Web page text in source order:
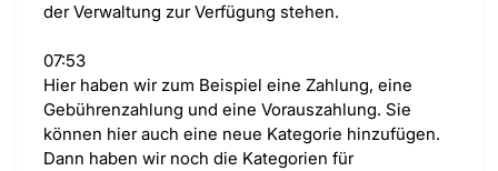
der Verwaltung zur Verfügung stehen.
07:53
Hier haben wir zum Beispiel eine Zahlung, eine
Gebührenzahlung und eine Vorauszahlung. Sie
können hier auch eine neue Kategorie hinzufügen.
Dann haben wir noch die Kategorien für